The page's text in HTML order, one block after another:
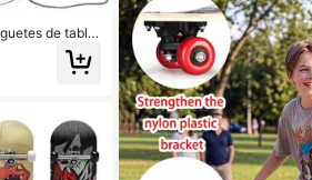
de tabla
y alivio d